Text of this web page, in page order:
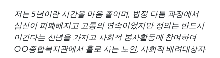
저는 5년이란 시간을 마음 졸이며, 법정 다툼 과정에서
심신이 피폐해지고 고통의 연속이었지만 정의는 반드시
이긴다는 신념을 가지고 사회적 봉사활동에 참여하여
○○종합복지관에서 홀로 사는 노인, 사회적 배려대상자